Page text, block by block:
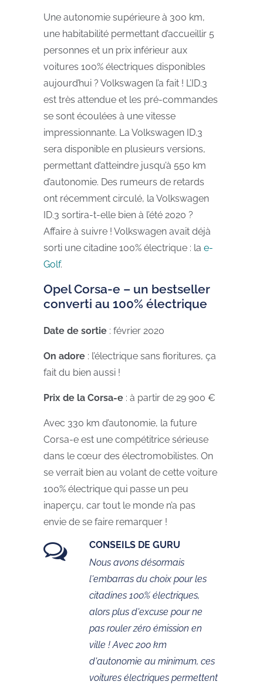
Une autonomie supérieure à 300 km,
une habitabilité permettant d’accueillir 5
personnes et un prix inférieur aux
voitures 100% électriques disponibles
aujourd’hui ? Volkswagen l’a fait ! L’ID.3
est très attendue et les pré-commandes
se sont écoulées à une vitesse
impressionnante. La Volkswagen ID.3
sera disponible en plusieurs versions,
permettant d’atteindre jusqu’à 550 km
d’autonomie. Des rumeurs de retards
ont récemment circulé, la Volkswagen
ID.3 sortira-t-elle bien à l’été 2020 ?
Affaire à suivre ! Volkswagen avait déjà
sorti une citadine 100% électrique : la e-
Golf.
Opel Corsa-e – un bestseller
converti au 100% électrique
Date de sortie : février 2020
On adore : l’électrique sans fioritures, ça
fait du bien aussi !
Prix de la Corsa-e : à partir de 29 900 €
Avec 330 km d’autonomie, la future
Corsa-e est une compétitrice sérieuse
dans le cœur des électromobilistes. On
se verrait bien au volant de cette voiture
100% électrique qui passe un peu
inaperçu, car tout le monde n’a pas
envie de se faire remarquer !
CONSEILS DE GURU
Nous avons désormais
l'embarras du choix pour les
citadines 100% électriques,
alors plus d'excuse pour ne
pas rouler zéro émission en
ville ! Avec 200 km
d'autonomie au minimum, ces
voitures électriques permettent